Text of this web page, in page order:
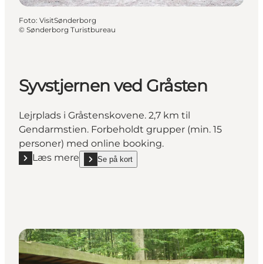
Foto: VisitSønderborg
© Sønderborg Turistbureau
Syvstjernen ved Gråsten
Lejrplads i Gråstenskovene. 2,7 km til
Gendarmstien. Forbeholdt grupper (min. 15
personer) med online booking.
Læs mere
Læs mere "Syvstjernen ved Gråsten"
Se på kort
show Syvstjernen ved Gråsten on_map